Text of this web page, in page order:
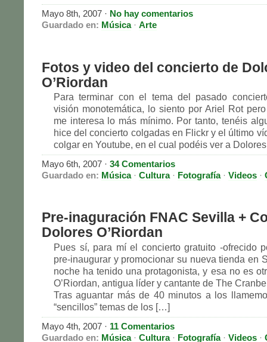
Mayo 8th, 2007 · No hay comentarios
Guardado en: Música· Arte
Fotos y video del concierto de
O’Riordan
Para terminar con el tema del pasado
visión monotemática, lo siento por Ariel Rot
me interesa lo más mínimo. Por tanto, tenéis
hice del concierto colgadas en Flickr y el último
colgar en Youtube, en el cual podéis ver a
Mayo 6th, 2007 · 34 Comentarios
Guardado en: Música· Cultura· Fotografía· Videos ·
Pre-inaguración FNAC Sevilla +
Dolores O’Riordan
Pues sí, para mí el concierto gratuito -ofrecido
pre-inaugurar y promocionar su nueva tienda en
noche ha tenido una protagonista, y esa no es
O’Riordan, antigua líder y cantante de The
Tras aguantar más de 40 minutos a los
“sencillos” temas de los […]
Mayo 4th, 2007 · 11 Comentarios
Guardado en: Música· Cultura· Fotografía· Videos ·